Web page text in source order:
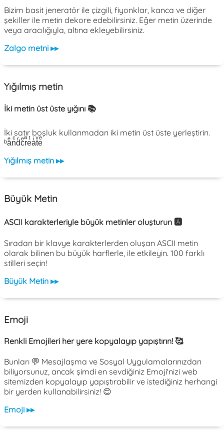
Bizim basit jeneratör ile çizgili, fiyonklar, kanca ve diğer
şekiller ile metin dekore edebilirsiniz. Eğer metin üzerinde
veya aracılığıyla, altına ekleyebilirsiniz.
Zalgo metni ▸▸
Yığılmış metin
İki metin üst üste yığını 📚
İki satır boşluk kullanmadan iki metin üst üste yerleştirin.
ᵇaͤnͨdͬcͤrͣeͭaͥtͮeͤ
Yığılmış metin ▸▸
Büyük Metin
ASCII karakterleriyle büyük metinler oluşturun 🅰️
Sıradan bir klavye karakterlerden oluşan ASCII metin
olarak bilinen bu büyük harflerle, ile etkileyin. 100 farklı
stilleri seçin!
Büyük Metin ▸▸
Emoji
Renkli Emojileri her yere kopyalayıp yapıştırın! 🥰
Bunları 💬 Mesajlaşma ve Sosyal Uygulamalarınızdan
biliyorsunuz, ancak şimdi en sevdiğiniz Emoji'nizi web
sitemizden kopyalayıp yapıştırabilir ve istediğiniz herhangi
bir yerden kullanabilirsiniz! 😊
Emoji ▸▸